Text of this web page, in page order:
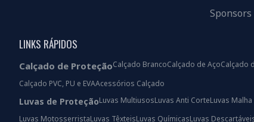
Sponsors
LINKS RÁPIDOS
Calçado de ProteçãoCalçado BrancoCalçado de AçoCalçado
Calçado PVC, PU e EVAAcessórios Calçado
Luvas de ProteçãoLuvas MultiusosLuvas Anti CorteLuvas
Luvas MotosserristaLuvas TêxteisLuvas QuímicasLuvas